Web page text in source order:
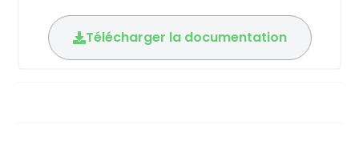
Télécharger la documentation